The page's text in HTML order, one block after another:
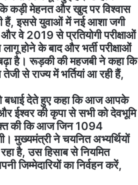
कि कड़ी मेहनत और खुद पर विश्वास
हैं, इससे युवाओं में नई आशा जगी
वे 2019 से प्रतियोगी परीक्षाओं
होने के बाद और भर्ती परीक्षाओं
है। रूड़की की महजबी ने कहा कि
से राज्य में भर्तियां आ रही हैं,
बधाई देते हुए कहा कि आज आपके
ईश्वर की कृपा से सभी को देवभूमि
की कि आज जिन 1094
मुख्यमंत्री ने चयनित अभ्यर्थियों
है, उस हिसाब से नियमित
जिम्मेदारियों का निर्वहन करें,